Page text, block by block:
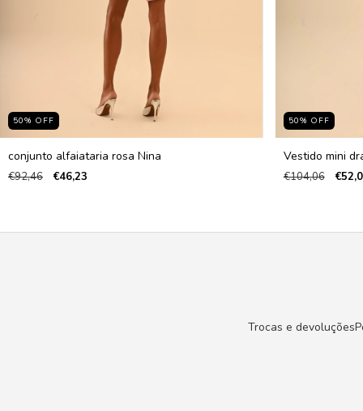
50% OFF
conjunto alfaiataria rosa Nina
€92,46 €46,23
50% OFF
Vestido mini
€104,06
Trocas e devoluções